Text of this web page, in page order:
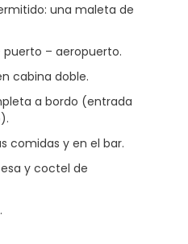
una maleta de
– aeropuerto.
cabina doble.
a bordo (entrada
comidas y en el bar.
y coctel de